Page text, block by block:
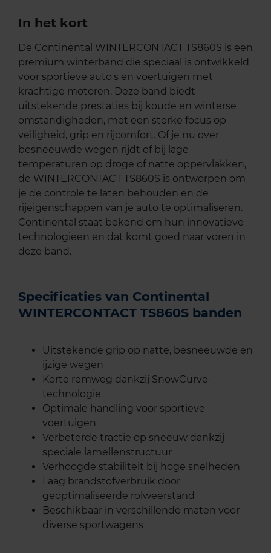
In het kort
De Continental WINTERCONTACT TS860S is een
premium winterband die speciaal is ontwikkeld
voor sportieve auto's en voertuigen met
krachtige motoren. Deze band biedt
uitstekende prestaties bij koude en winterse
omstandigheden, met een sterke focus op
veiligheid, grip en rijcomfort. Of je nu over
besneeuwde wegen rijdt of bij lage
temperaturen op droge of natte oppervlakken,
de WINTERCONTACT TS860S is ontworpen om
je de controle te laten behouden en de
rijeigenschappen van je auto te optimaliseren.
Continental staat bekend om hun innovatieve
technologieën en dat komt goed naar voren in
deze band.
Specificaties van Continental
WINTERCONTACT TS860S banden
Uitstekende grip op natte, besneeuwde en
ijzige wegen
Korte remweg dankzij SnowCurve-
technologie
Optimale handling voor sportieve
voertuigen
Verbeterde tractie op sneeuw dankzij
speciale lamellenstructuur
Verhoogde stabiliteit bij hoge snelheden
Laag brandstofverbruik door
geoptimaliseerde rolweerstand
Beschikbaar in verschillende maten voor
diverse sportwagens